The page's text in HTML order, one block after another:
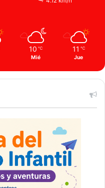
10 ℃
Mié
11 ℃
Jue